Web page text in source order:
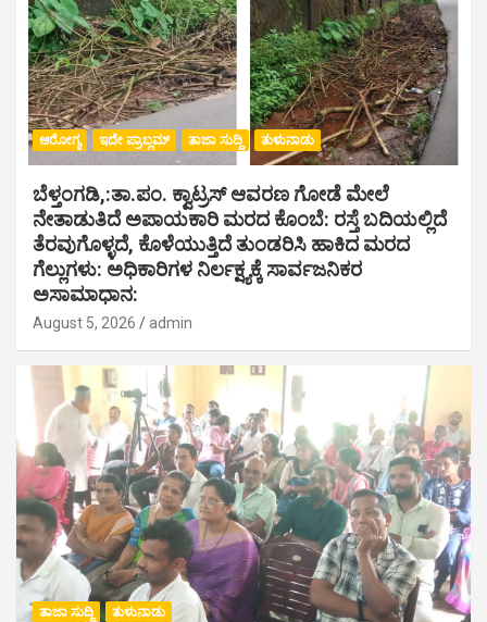
ಆರೋಗ್ಯ ಇದೇ ಪ್ರಾಬ್ಲಮ್ ತಾಜಾ ಸುದ್ದಿ ತುಳುನಾಡು
ಬೆಳ್ತಂಗಡಿ,:ತಾ.ಪಂ‌. ಕ್ವಾಟ್ರಸ್ ಆವರಣ ಗೋಡೆ ಮೇಲೆ
ನೇತಾಡುತಿದೆ ಅಪಾಯಕಾರಿ ಮರದ ಕೊಂಬೆ: ರಸ್ತೆ ಬದಿಯಲ್ಲಿದೆ
ತೆರವುಗೊಳ್ಳದೆ, ಕೊಳೆಯುತ್ತಿದೆ ತುಂಡರಿಸಿ ಹಾಕಿದ ಮರದ
ಗೆಲ್ಲುಗಳು: ಅಧಿಕಾರಿಗಳ ನಿರ್ಲಕ್ಷ್ಯಕ್ಕೆ ಸಾರ್ವಜನಿಕರ
ಅಸಾಮಾಧಾನ:
August 5, 2026 admin
ತಾಜಾ ಸುದ್ದಿ ತುಳುನಾಡು